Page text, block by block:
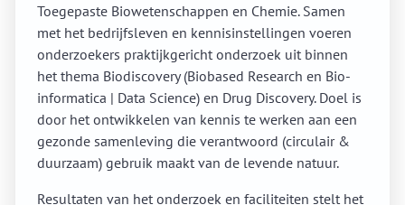
Toegepaste Biowetenschappen en Chemie. Samen
met het bedrijfsleven en kennisinstellingen voeren
onderzoekers praktijkgericht onderzoek uit binnen
het thema Biodiscovery (Biobased Research en Bio-
informatica | Data Science) en Drug Discovery. Doel is
door het ontwikkelen van kennis te werken aan een
gezonde samenleving die verantwoord (circulair &
duurzaam) gebruik maakt van de levende natuur.
Resultaten van het onderzoek en faciliteiten stelt het